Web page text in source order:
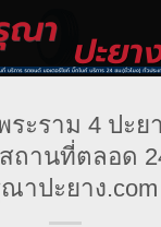
ระราม 4 ปะย
ถานที่ตลอด
าปะยาง.com